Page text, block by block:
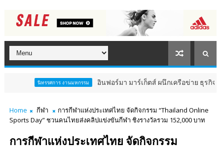
นิทรรศการ งานมหกรรม อินฟอร์มา มาร์เก็ตส์ ผนึกเครือข่าย ธุรกิจท่องเที่ยว-
Home กีฬา
การกีฬาแห่งประเทศไทย จัดกิจกรรม “Thailand Online
Sports Day” ชวนคนไทยส่งคลิปแข่งขันกีฬา ชิงรางวัลรวม 152,000 บาท
การกีฬาแห่งประเทศไทย จัดกิจกรรม